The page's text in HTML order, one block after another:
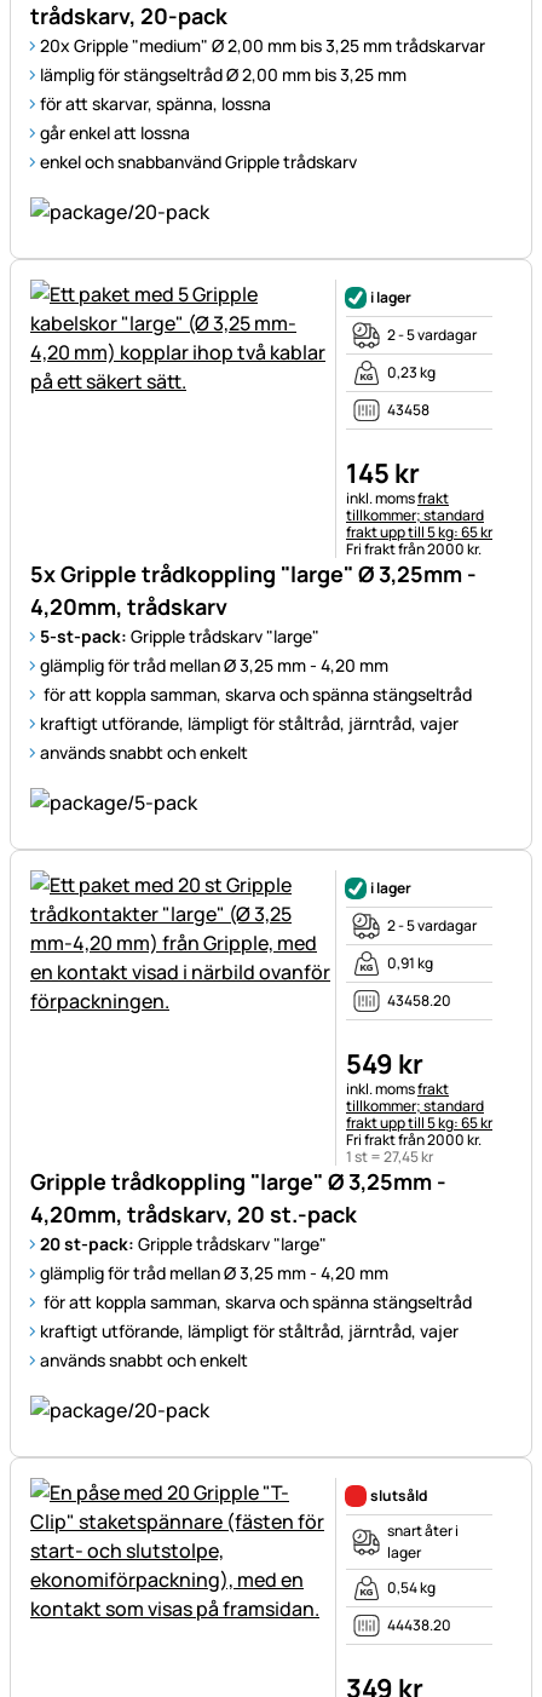
trådskarv, 20-pack
20x Gripple "medium" Ø 2,00 mm bis 3,25 mm trådskarvar
lämplig för stängseltråd Ø 2,00 mm bis 3,25 mm
för att skarvar, spänna, lossna
går enkel att lossna
enkel och snabbanvänd Gripple trådskarv
5x Gripple trådkoppling "large" Ø 3,25mm -
4,20mm, trådskarv
5-st-pack: Gripple trådskarv "large"
glämplig för tråd mellan Ø 3,25 mm - 4,20 mm
för att koppla samman, skarva och spänna stängseltråd
kraftigt utförande, lämpligt för ståltråd, järntråd, vajer
används snabbt och enkelt
i lager
2 - 5 vardagar
0,23 kg
43458
145 kr
Skatteinformation:
inkl. momsfrakt
tillkommer; standard
frakt upp till 5 kg: 65 kr
Fri frakt från 2000 kr.
Gripple trådkoppling "large" Ø 3,25mm -
4,20mm, trådskarv, 20 st.-pack
20 st-pack: Gripple trådskarv "large"
glämplig för tråd mellan Ø 3,25 mm - 4,20 mm
för att koppla samman, skarva och spänna stängseltråd
kraftigt utförande, lämpligt för ståltråd, järntråd, vajer
används snabbt och enkelt
i lager
2 - 5 vardagar
0,91 kg
43458.20
549 kr
Skatteinformation:
inkl. momsfrakt
tillkommer; standard
frakt upp till 5 kg: 65 kr
Fri frakt från 2000 kr.
1 st =27,45kr
slutsåld
snart åter i
lager
0,54 kg
44438.20
349 kr